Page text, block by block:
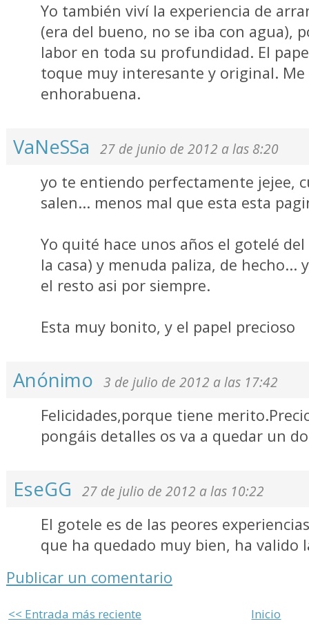
Yo también viví la experiencia de
(era del bueno, no se iba con agua),
labor en toda su profundidad. El
toque muy interesante y original.
enhorabuena.
VaNeSSa 27 de junio de 2012 a las 8:20
yo te entiendo perfectamente jejee,
salen... menos mal que esta esta
Yo quité hace unos años el gotelé
la casa) y menuda paliza, de hecho...
el resto asi por siempre.
Esta muy bonito, y el papel precioso
Anónimo 3 de julio de 2012 a las 17:42
Felicidades,porque tiene
pongáis detalles os va a quedar un
EseGG 27 de julio de 2012 a las 10:22
El gotele es de las peores
que ha quedado muy bien, ha valido
Publicar un comentario
<< Entrada más reciente Inicio